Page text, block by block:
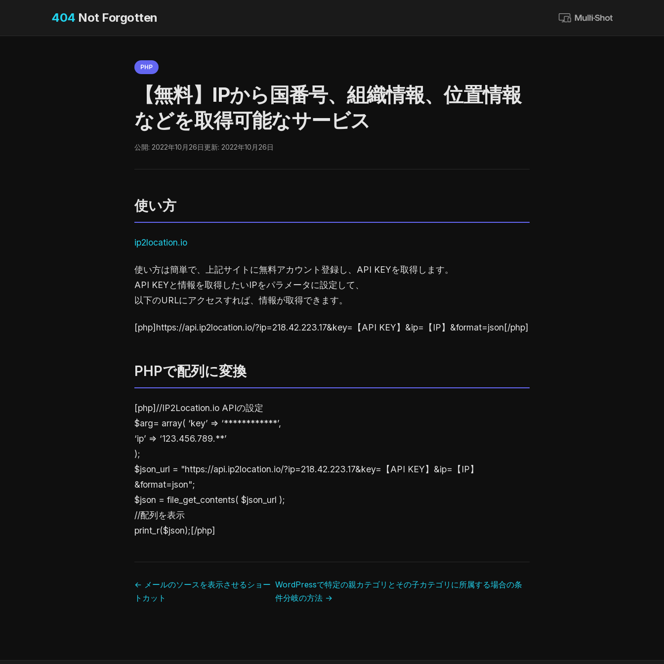
404 Not Forgotten
PHP
【無料】IPから国番号、組織情報、位置情報
などを取得可能なサービス
公開: 2022年10月26日更新: 2022年10月26日
使い方
ip2location.io
使い方は簡単で、上記サイトに無料アカウント登録し、API KEYを取得します。
API KEYと情報を取得したいIPをパラメータに設定して、
以下のURLにアクセスすれば、情報が取得できます。
[php]https://api.ip2location.io/?ip=218.42.223.17&key=【API KEY】&ip=【IP】&format=json[/php]
PHPで配列に変換
[php]//IP2Location.io APIの設定
$arg= array( ‘key’ => ‘************’,
‘ip’ => ‘123.456.789.**’
);
$json_url = "https://api.ip2location.io/?ip=218.42.223.17&key=【API KEY】&ip=【IP】
&format=json";
$json = file_get_contents( $json_url );
//配列を表示
print_r($json);[/php]
← メールのソースを表示させるショー
トカット
WordPressで特定の親カテゴリとその子カテゴリに所属する場合の条
件分岐の方法 →